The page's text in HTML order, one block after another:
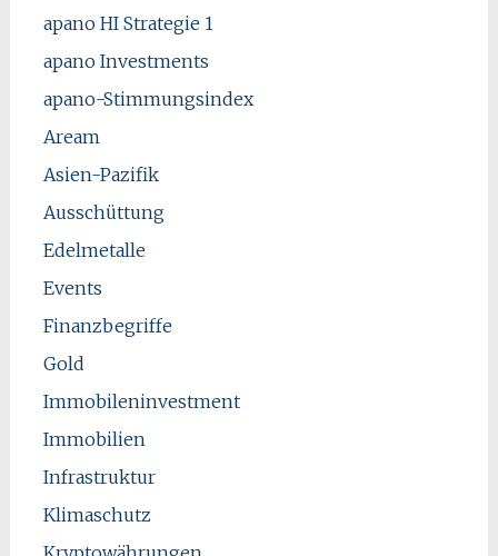
apano HI Strategie 1
apano Investments
apano-Stimmungsindex
Aream
Asien-Pazifik
Ausschüttung
Edelmetalle
Events
Finanzbegriffe
Gold
Immobileninvestment
Immobilien
Infrastruktur
Klimaschutz